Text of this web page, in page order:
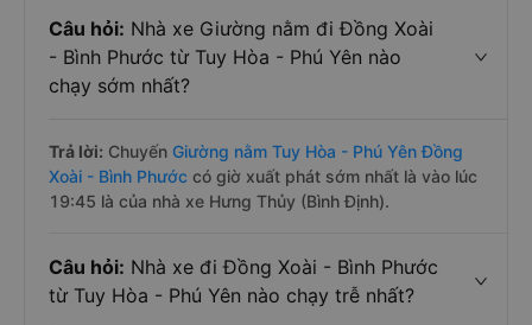
Câu hỏi: Nhà xe Giường nằm đi Đồng Xoài
- Bình Phước từ Tuy Hòa - Phú Yên nào
chạy sớm nhất?
Trả lời: Chuyến Giường nằm Tuy Hòa - Phú Yên Đồng
Xoài - Bình Phước có giờ xuất phát sớm nhất là vào lúc
19:45 là của nhà xe Hưng Thủy (Bình Định).
Câu hỏi: Nhà xe đi Đồng Xoài - Bình Phước
từ Tuy Hòa - Phú Yên nào chạy trễ nhất?